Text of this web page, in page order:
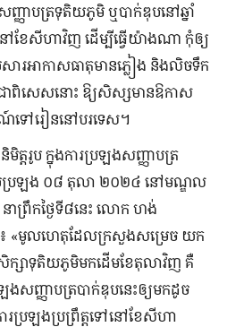
ញ្ញាបត្រទុតិយភូមិ ឬបាក់ឌុបនៅឆ្នាំ
ខែសីហាវិញ ដើម្បីធ្វើយ៉ាងណា កុំឲ្យ
ារអាកាសធាតុមានភ្លៀង និងលិចទឹក
ពិសេសនោះ ឱ្យសិស្សមានឱកាស
ទៅរៀននៅបរទេស។
មិត្តរូប ក្នុងការប្រឡងសញ្ញាបត្រ
រឡង ០៨ តុលា ២០២៤ នៅមណ្ឌល
ាព្រឹកថ្ងៃទី៨នេះ លោក ហង់
«មូលហេតុដែលក្រសួងសម្រេច យក
ក្សាទុតិយភូមិមកដើមខែតុលាវិញ គឺ
ងសញ្ញាបត្របាក់ឌុបនេះឲ្យមកដូច
រប្រឡងប្រព្រឹត្តទៅនៅខែសីហា